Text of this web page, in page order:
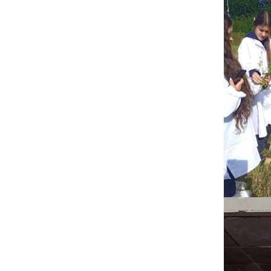
Адміністрація
Відділення
Циклові комісії
Звернення
Кадровий склад
Відомості про
матеріально-
забезпечення